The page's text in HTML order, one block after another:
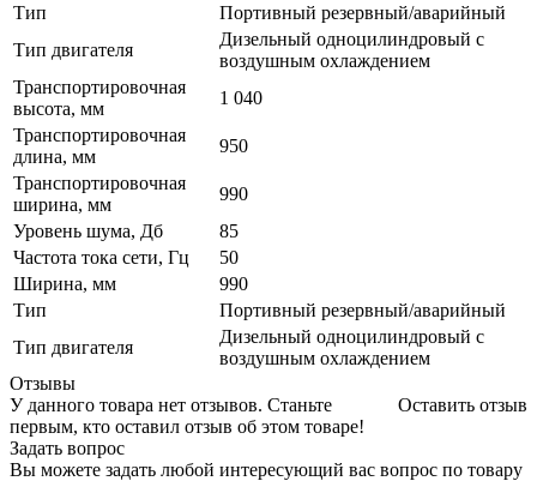
Тип
Портивный резервный/аварийный
Тип двигателя
Дизельный одноцилиндровый с
воздушным охлаждением
Транспортировочная
высота, мм
1 040
Транспортировочная
длина, мм
950
Транспортировочная
ширина, мм
990
Уровень шума, Дб
85
Частота тока сети, Гц
50
Ширина, мм
990
Тип
Портивный резервный/аварийный
Тип двигателя
Дизельный одноцилиндровый с
воздушным охлаждением
Отзывы
Оставить отзыв
У данного товара нет отзывов. Станьте
первым, кто оставил отзыв об этом товаре!
Задать вопрос
Вы можете задать любой интересующий вас вопрос по товару